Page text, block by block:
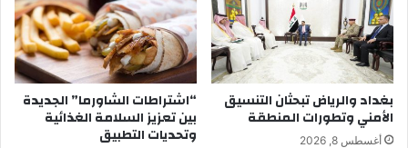
بغداد والرياض تبحثان التنسيق
الأمني وتطورات المنطقة
أغسطس 8, 2026
“اشتراطات الشاورما” الجديدة
بين تعزيز السلامة الغذائية
وتحديات التطبيق